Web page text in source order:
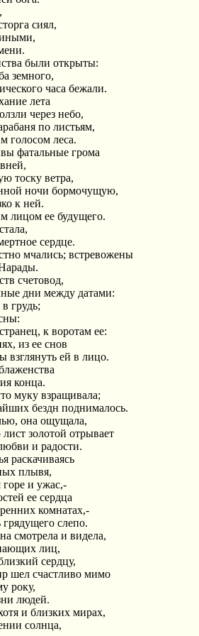
сиял,
были открыты:
земного,
часа бежали.
лета
через небо,
по листьям,
голосом леса.
фатальные грома
тоску ветра,
ночи бормочущую,
к ней.
лицом ее будущего.
сердце.
мчались; встревожены
счетовод,
дни между датами:
грудь;
к воротам ее:
из ее снов
взглянуть ей в лицо.
конца.
муку взращивала;
бездн поднималось.
она ощущала,
золотой отрывает
и радости.
раскачиваясь
плывя,
и ужас,-
ее сердца
комнатах,-
грядущего слепо.
смотрела и видела,
лиц,
сердцу,
шел счастливо мимо
року,
людей.
и близких мирах,
солнца,